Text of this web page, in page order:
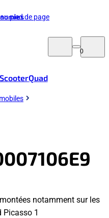
pied de page
0
Quad
notamment sur les
Picasso 1